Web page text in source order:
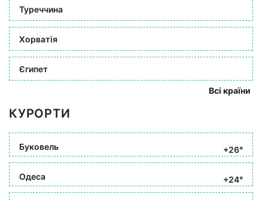
Туреччина
Хорватія
Єгипет
Всі країни
КУРОРТИ
Буковель +26°
Одеса +24°